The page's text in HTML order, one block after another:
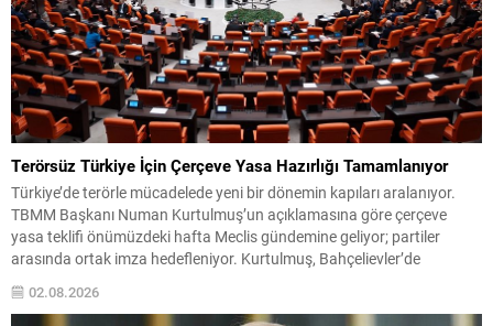
Terörsüz Türkiye İçin Çerçeve Yasa Hazırlığı Tamamlanıyor
Türkiye’de terörle mücadelede yeni bir dönemin kapıları aralanıyor.
TBMM Başkanı Numan Kurtulmuş’un açıklamasına göre çerçeve
yasa teklifi önümüzdeki hafta Meclis gündemine geliyor; partiler
arasında ortak imza hedefleniyor. Kurtulmuş, Bahçelievler’de
olduğunu vurguladı. Yapılacak düzenlemeyle terörün geçmişin kötü
02.08.2026